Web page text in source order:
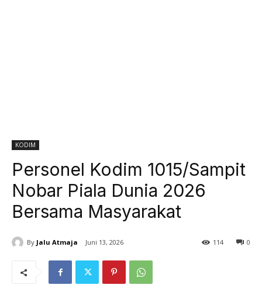
KODIM
Personel Kodim 1015/Sampit
Nobar Piala Dunia 2026
Bersama Masyarakat
By Jalu Atmaja Juni 13, 2026 0
114